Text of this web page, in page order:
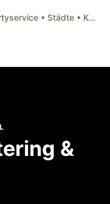
Catering & Partyservice • Städte • Küchenarten • Anfragen
&